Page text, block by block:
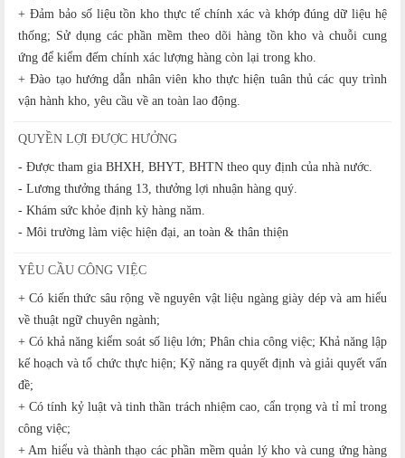
+ Đảm bảo số liệu tồn kho thực tế chính xác và khớp đúng dữ liệu hệ
thống; Sử dụng các phần mềm theo dõi hàng tồn kho và chuỗi cung
ứng để kiểm đếm chính xác lượng hàng còn lại trong kho.
+ Đào tạo hướng dẫn nhân viên kho thực hiện tuân thủ các quy trình
vận hành kho, yêu cầu về an toàn lao động.
QUYỀN LỢI ĐƯỢC HƯỞNG
- Được tham gia BHXH, BHYT, BHTN theo quy định của nhà nước.
- Lương thưởng tháng 13, thưởng lợi nhuận hàng quý.
- Khám sức khỏe định kỳ hàng năm.
- Môi trường làm việc hiện đại, an toàn & thân thiện
YÊU CẦU CÔNG VIỆC
+ Có kiến thức sâu rộng về nguyên vật liệu ngàng giày dép và am hiểu
về thuật ngữ chuyên ngành;
+ Có khả năng kiểm soát số liệu lớn; Phân chia công việc; Khả năng lập
kế hoạch và tổ chức thực hiện; Kỹ năng ra quyết định và giải quyết vấn
đề;
+ Có tính kỷ luật và tinh thần trách nhiệm cao, cẩn trọng và tỉ mỉ trong
công việc;
+ Am hiểu và thành thạo các phần mềm quản lý kho và cung ứng hàng